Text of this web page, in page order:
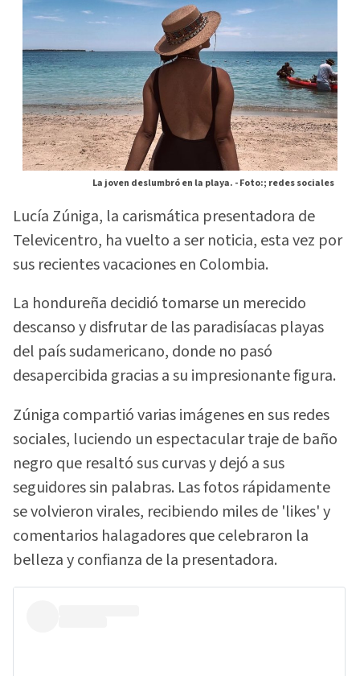
La joven deslumbró en la playa. -Foto:; redes sociales
Lucía Zúniga, la carismática presentadora de
Televicentro, ha vuelto a ser noticia, esta vez por
sus recientes vacaciones en Colombia.
La hondureña decidió tomarse un merecido
descanso y disfrutar de las paradisíacas playas
del país sudamericano, donde no pasó
desapercibida gracias a su impresionante figura.
Zúniga compartió varias imágenes en sus redes
sociales, luciendo un espectacular traje de baño
negro que resaltó sus curvas y dejó a sus
seguidores sin palabras. Las fotos rápidamente
se volvieron virales, recibiendo miles de 'likes' y
comentarios halagadores que celebraron la
belleza y confianza de la presentadora.